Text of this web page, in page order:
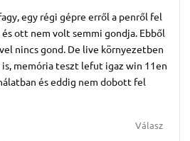
egy régi gépre erről a penről fel
ott nem volt semmi gondja. Ebből
nincs gond. De live környezetben
memória teszt lefut igaz win 11en
és eddig nem dobott fel
Válasz